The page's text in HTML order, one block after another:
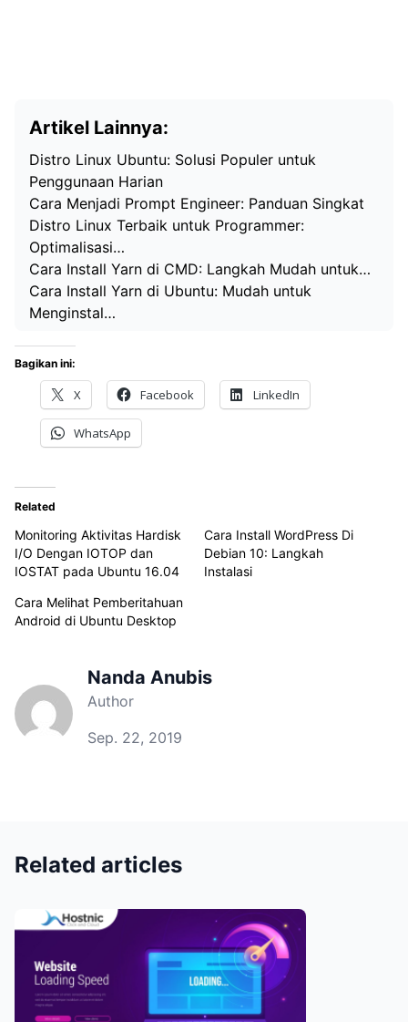
Artikel Lainnya:
Distro Linux Ubuntu: Solusi Populer untuk
Penggunaan Harian
Cara Menjadi Prompt Engineer: Panduan Singkat
Distro Linux Terbaik untuk Programmer:
Optimalisasi…
Cara Install Yarn di CMD: Langkah Mudah untuk…
Cara Install Yarn di Ubuntu: Mudah untuk
Menginstal…
Bagikan ini:
X Facebook LinkedIn
WhatsApp
Related
Monitoring Aktivitas Hardisk
I/O Dengan IOTOP dan
IOSTAT pada Ubuntu 16.04
Cara Install WordPress Di
Debian 10: Langkah
Instalasi
Cara Melihat Pemberitahuan
Android di Ubuntu Desktop
Nanda Anubis
Author
Sep. 22, 2019
Related articles